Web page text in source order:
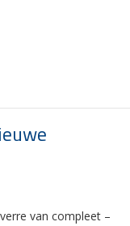
van compleet –